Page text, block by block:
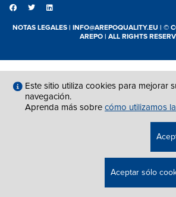
NOTAS LEGALES| INFO@AREPOQUALITY.EU | ©
AREPO | ALL RIGHTS
Este sitio utiliza cookies para mejorar
navegación.
Aprenda más sobre cómo utilizamos
Aceptar sólo